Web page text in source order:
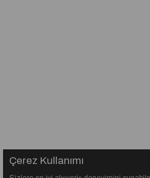
Çerez Kullanımı